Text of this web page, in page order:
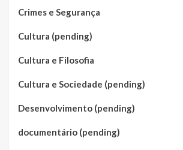
Crimes e Segurança
Cultura (pending)
Cultura e Filosofia
Cultura e Sociedade (pending)
Desenvolvimento (pending)
documentário (pending)